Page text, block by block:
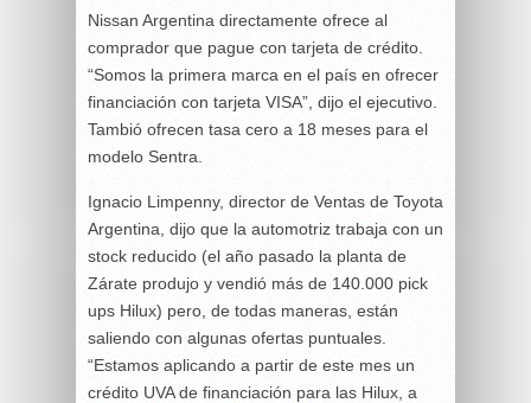
Nissan Argentina directamente ofrece al
comprador que pague con tarjeta de crédito.
“Somos la primera marca en el país en ofrecer
financiación con tarjeta VISA”, dijo el ejecutivo.
Tambió ofrecen tasa cero a 18 meses para el
modelo Sentra.
Ignacio Limpenny, director de Ventas de Toyota
Argentina, dijo que la automotriz trabaja con un
stock reducido (el año pasado la planta de
Zárate produjo y vendió más de 140.000 pick
ups Hilux) pero, de todas maneras, están
saliendo con algunas ofertas puntuales.
“Estamos aplicando a partir de este mes un
crédito UVA de financiación para las Hilux, a